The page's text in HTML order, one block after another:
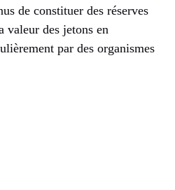
de constituer des réserves
valeur des jetons en
par des organismes